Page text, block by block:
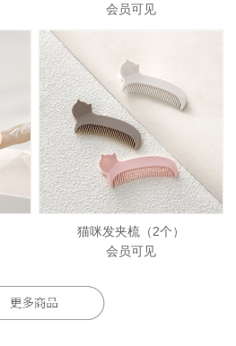
会员可见
猫咪发夹梳（2个）
会员可见